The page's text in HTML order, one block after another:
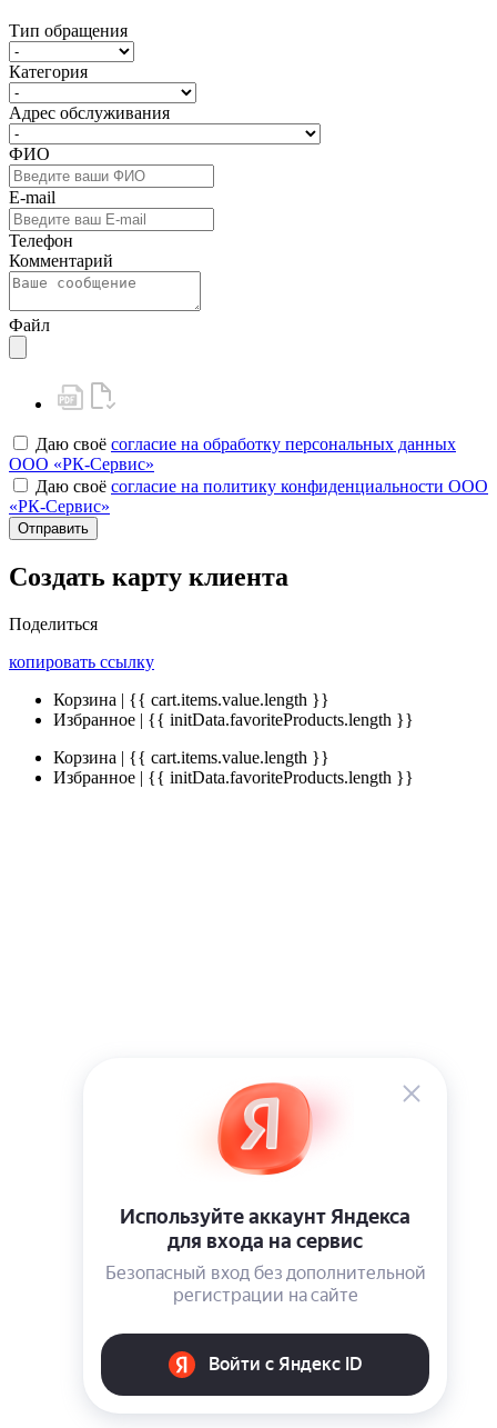
Тип обращения
Категория
Адрес обслуживания
ФИО
E-mail
Телефон
Комментарий
Файл
Даю своё согласие на обработку персональных данных
ООО «РК-Сервис»
Даю своё согласие на политику конфиденциальности ООО
«РК-Сервис»
Отправить
Создать карту клиента
Поделиться
копировать ссылку
Корзина | {{ cart.items.value.length }}
Избранное | {{ initData.favoriteProducts.length }}
Корзина | {{ cart.items.value.length }}
Избранное | {{ initData.favoriteProducts.length }}